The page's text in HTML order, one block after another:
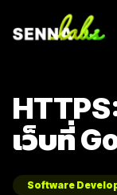
เว็บที่
Software